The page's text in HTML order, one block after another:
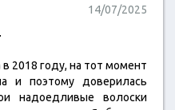
14/07/2025
2018 году, на тот момент
и поэтому доверилась
надоедливые волоски